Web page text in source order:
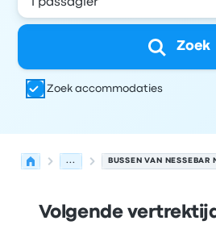
Zoek
Zoek accommodaties
... BUSSEN VAN NESSEBAR
Volgende